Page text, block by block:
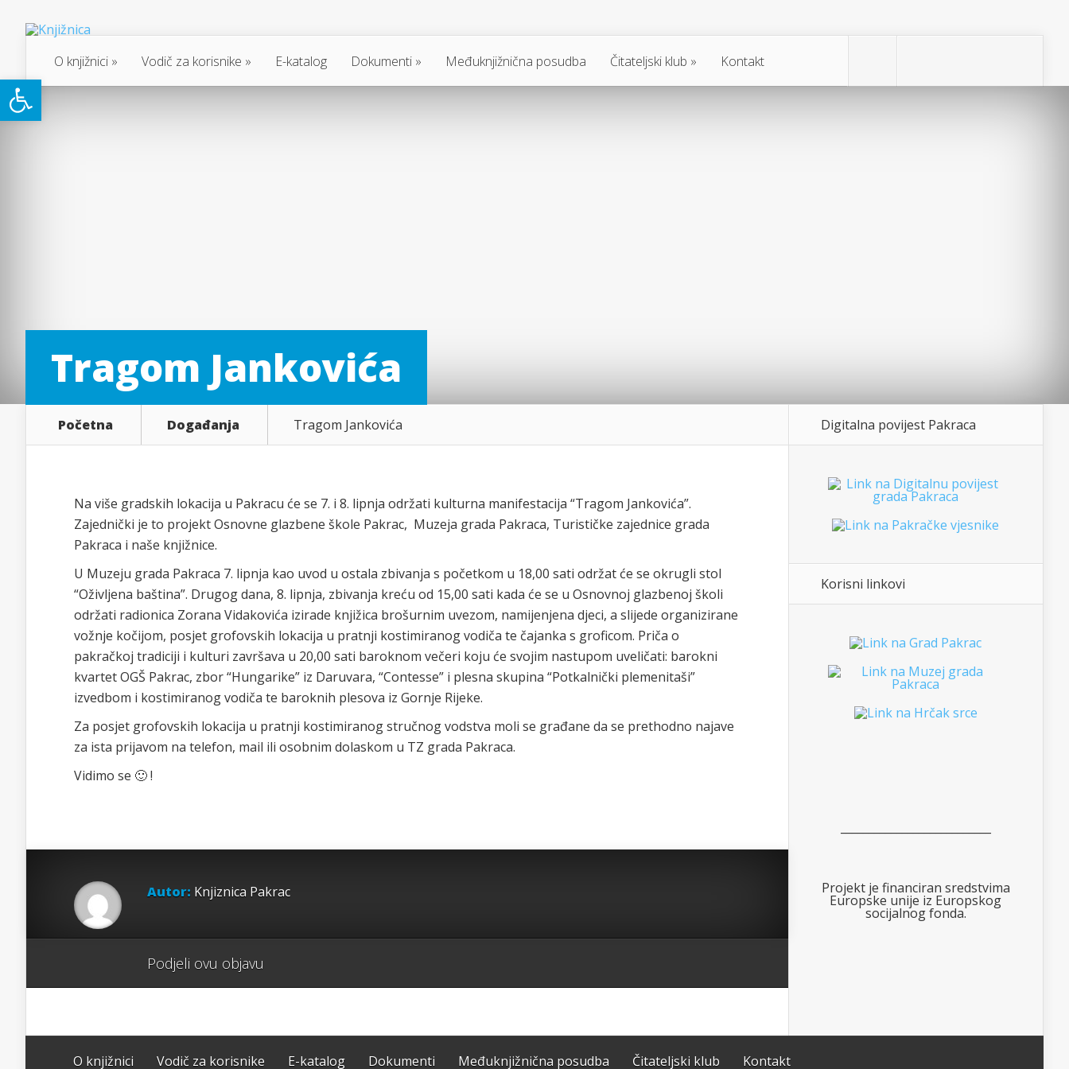
Open toolbar
O knjižnici Vodič za korisnike E-katalog Dokumenti Međuknjižnična posudba Čitateljski klub Kontakt
Tragom Jankovića
Početna Događanja Tragom Jankovića
Na više gradskih lokacija u Pakracu će se 7. i 8. lipnja održati kulturna manifestacija “Tragom Jankovića”.
Zajednički je to projekt Osnovne glazbene škole Pakrac, Muzeja grada Pakraca, Turističke zajednice grada
Pakraca i naše knjižnice.
U Muzeju grada Pakraca 7. lipnja kao uvod u ostala zbivanja s početkom u 18,00 sati održat će se okrugli stol
“Oživljena baština”. Drugog dana, 8. lipnja, zbivanja kreću od 15,00 sati kada će se u Osnovnoj glazbenoj školi
održati radionica Zorana Vidakovića izirade knjižica brošurnim uvezom, namijenjena djeci, a slijede organizirane
vožnje kočijom, posjet grofovskih lokacija u pratnji kostimiranog vodiča te čajanka s groficom. Priča o
pakračkoj tradiciji i kulturi završava u 20,00 sati baroknom večeri koju će svojim nastupom uveličati: barokni
kvartet OGŠ Pakrac, zbor “Hungarike” iz Daruvara, “Contesse” i plesna skupina “Potkalnički plemenitaši”
izvedbom i kostimiranog vodiča te baroknih plesova iz Gornje Rijeke.
Za posjet grofovskih lokacija u pratnji kostimiranog stručnog vodstva moli se građane da se prethodno najave
za ista prijavom na telefon, mail ili osobnim dolaskom u TZ grada Pakraca.
Vidimo se 🙂 !
Autor: Knjiznica Pakrac
Podjeli ovu objavu
Digitalna povijest Pakraca
Korisni linkovi
Projekt je financiran sredstvima
Europske unije iz Europskog
socijalnog fonda.
O knjižnici Vodič za korisnike E-katalog Dokumenti Međuknjižnična posudba Čitateljski klub Kontakt